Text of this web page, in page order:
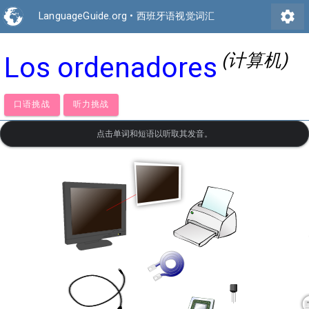
LanguageGuide.org • 西班牙语视觉词汇 settings
Los ordenadores (计算机)
口语挑战 听力挑战
点击单词和短语以听取其发音。